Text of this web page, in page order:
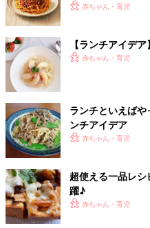
赤ちゃん・育児
【ランチアイデ
赤ちゃん・育児
ランチといえば
ンチアイデア
赤ちゃん・育児
超使える一品レ
躍♪
赤ちゃん・育児